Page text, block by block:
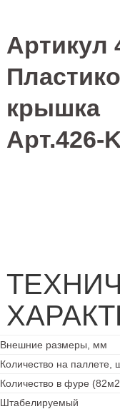
Артикул
Арт.426-
Внешние размеры, мм
Количество на паллете,
Количество в фуре
Штабелируемый